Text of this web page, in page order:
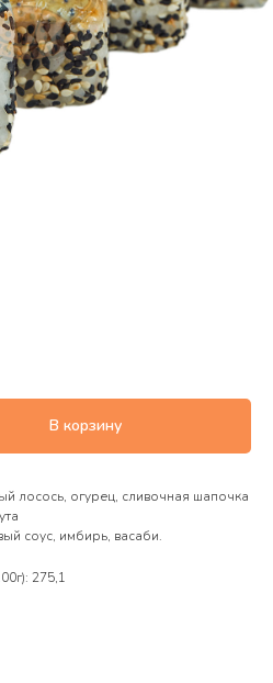
В корзину
лосось, огурец, сливочная шапочка
соус, имбирь, васаби.
275,1